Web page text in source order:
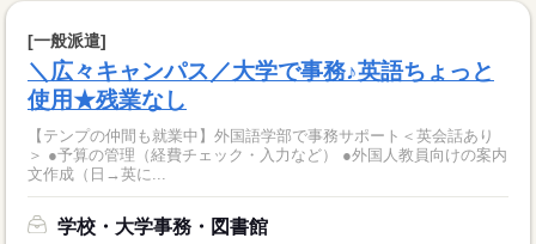
[一般派遣]
＼広々キャンパス／大学で事務♪英語ちょっと
使用★残業なし
【テンプの仲間も就業中】外国語学部で事務サポート＜英会話あり
＞ ●予算の管理（経費チェック・入力など） ●外国人教員向けの案内
文作成（日→英に...
学校・大学事務・図書館